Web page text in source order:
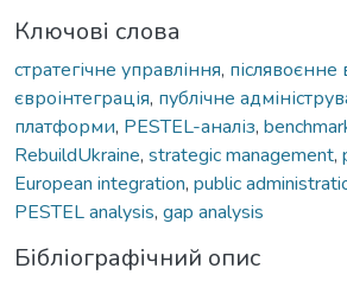
Ключові слова
стратегічне управління,
євроінтеграція, публічне
платформи, PESTEL-аналіз,
RebuildUkraine, strategic management,
European integration, public
PESTEL analysis, gap analysis
Бібліографічний опис